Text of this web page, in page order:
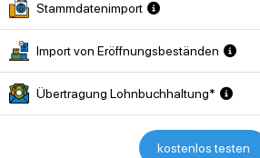
Stammdatenimport
Import von Eröffnungsbeständen
Übertragung Lohnbuchhaltung*
kostenlos testen